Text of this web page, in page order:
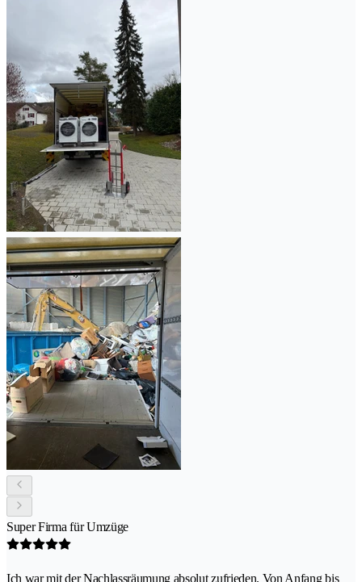
Super Firma für Umzüge
Ich war mit der Nachlassräumung absolut zufrieden. Von Anfang bis